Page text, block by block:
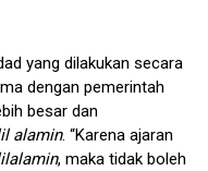
yang dilakukan secara
dengan pemerintah
besar dan
alamin. “Karena ajaran
, maka tidak boleh